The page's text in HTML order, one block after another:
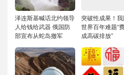
泽连斯基喊话北约领导
人给钱给武器 俄国防
部宣布从蛇岛撤军️
突破性成果！
世界百年难题“
成高碳排放”